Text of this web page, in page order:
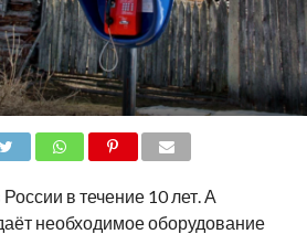
в течение 10 лет. А
необходимое оборудование